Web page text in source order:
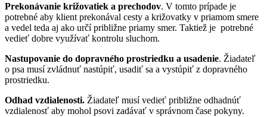
Prekonávanie križovatiek a prechodov. V tomto prípade je
potrebné aby klient prekonával cesty a križovatky v priamom smere
a vedel teda aj ako určí približne priamy smer. Taktiež je potrebné
vedieť dobre využívať kontrolu sluchom.
Nastupovanie do dopravného prostriedku a usadenie. Žiadateľ
o psa musí zvládnuť nastúpiť, usadiť sa a vystúpiť z dopravného
prostriedku.
Odhad vzdialenosti. Žiadateľ musí vedieť približne odhadnúť
vzdialenosť aby mohol psovi zadávať v správnom čase pokyny.